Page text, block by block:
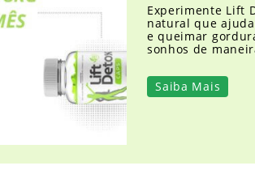
Experimente Lift
natural que
e queimar
sonhos de
Saiba Mais